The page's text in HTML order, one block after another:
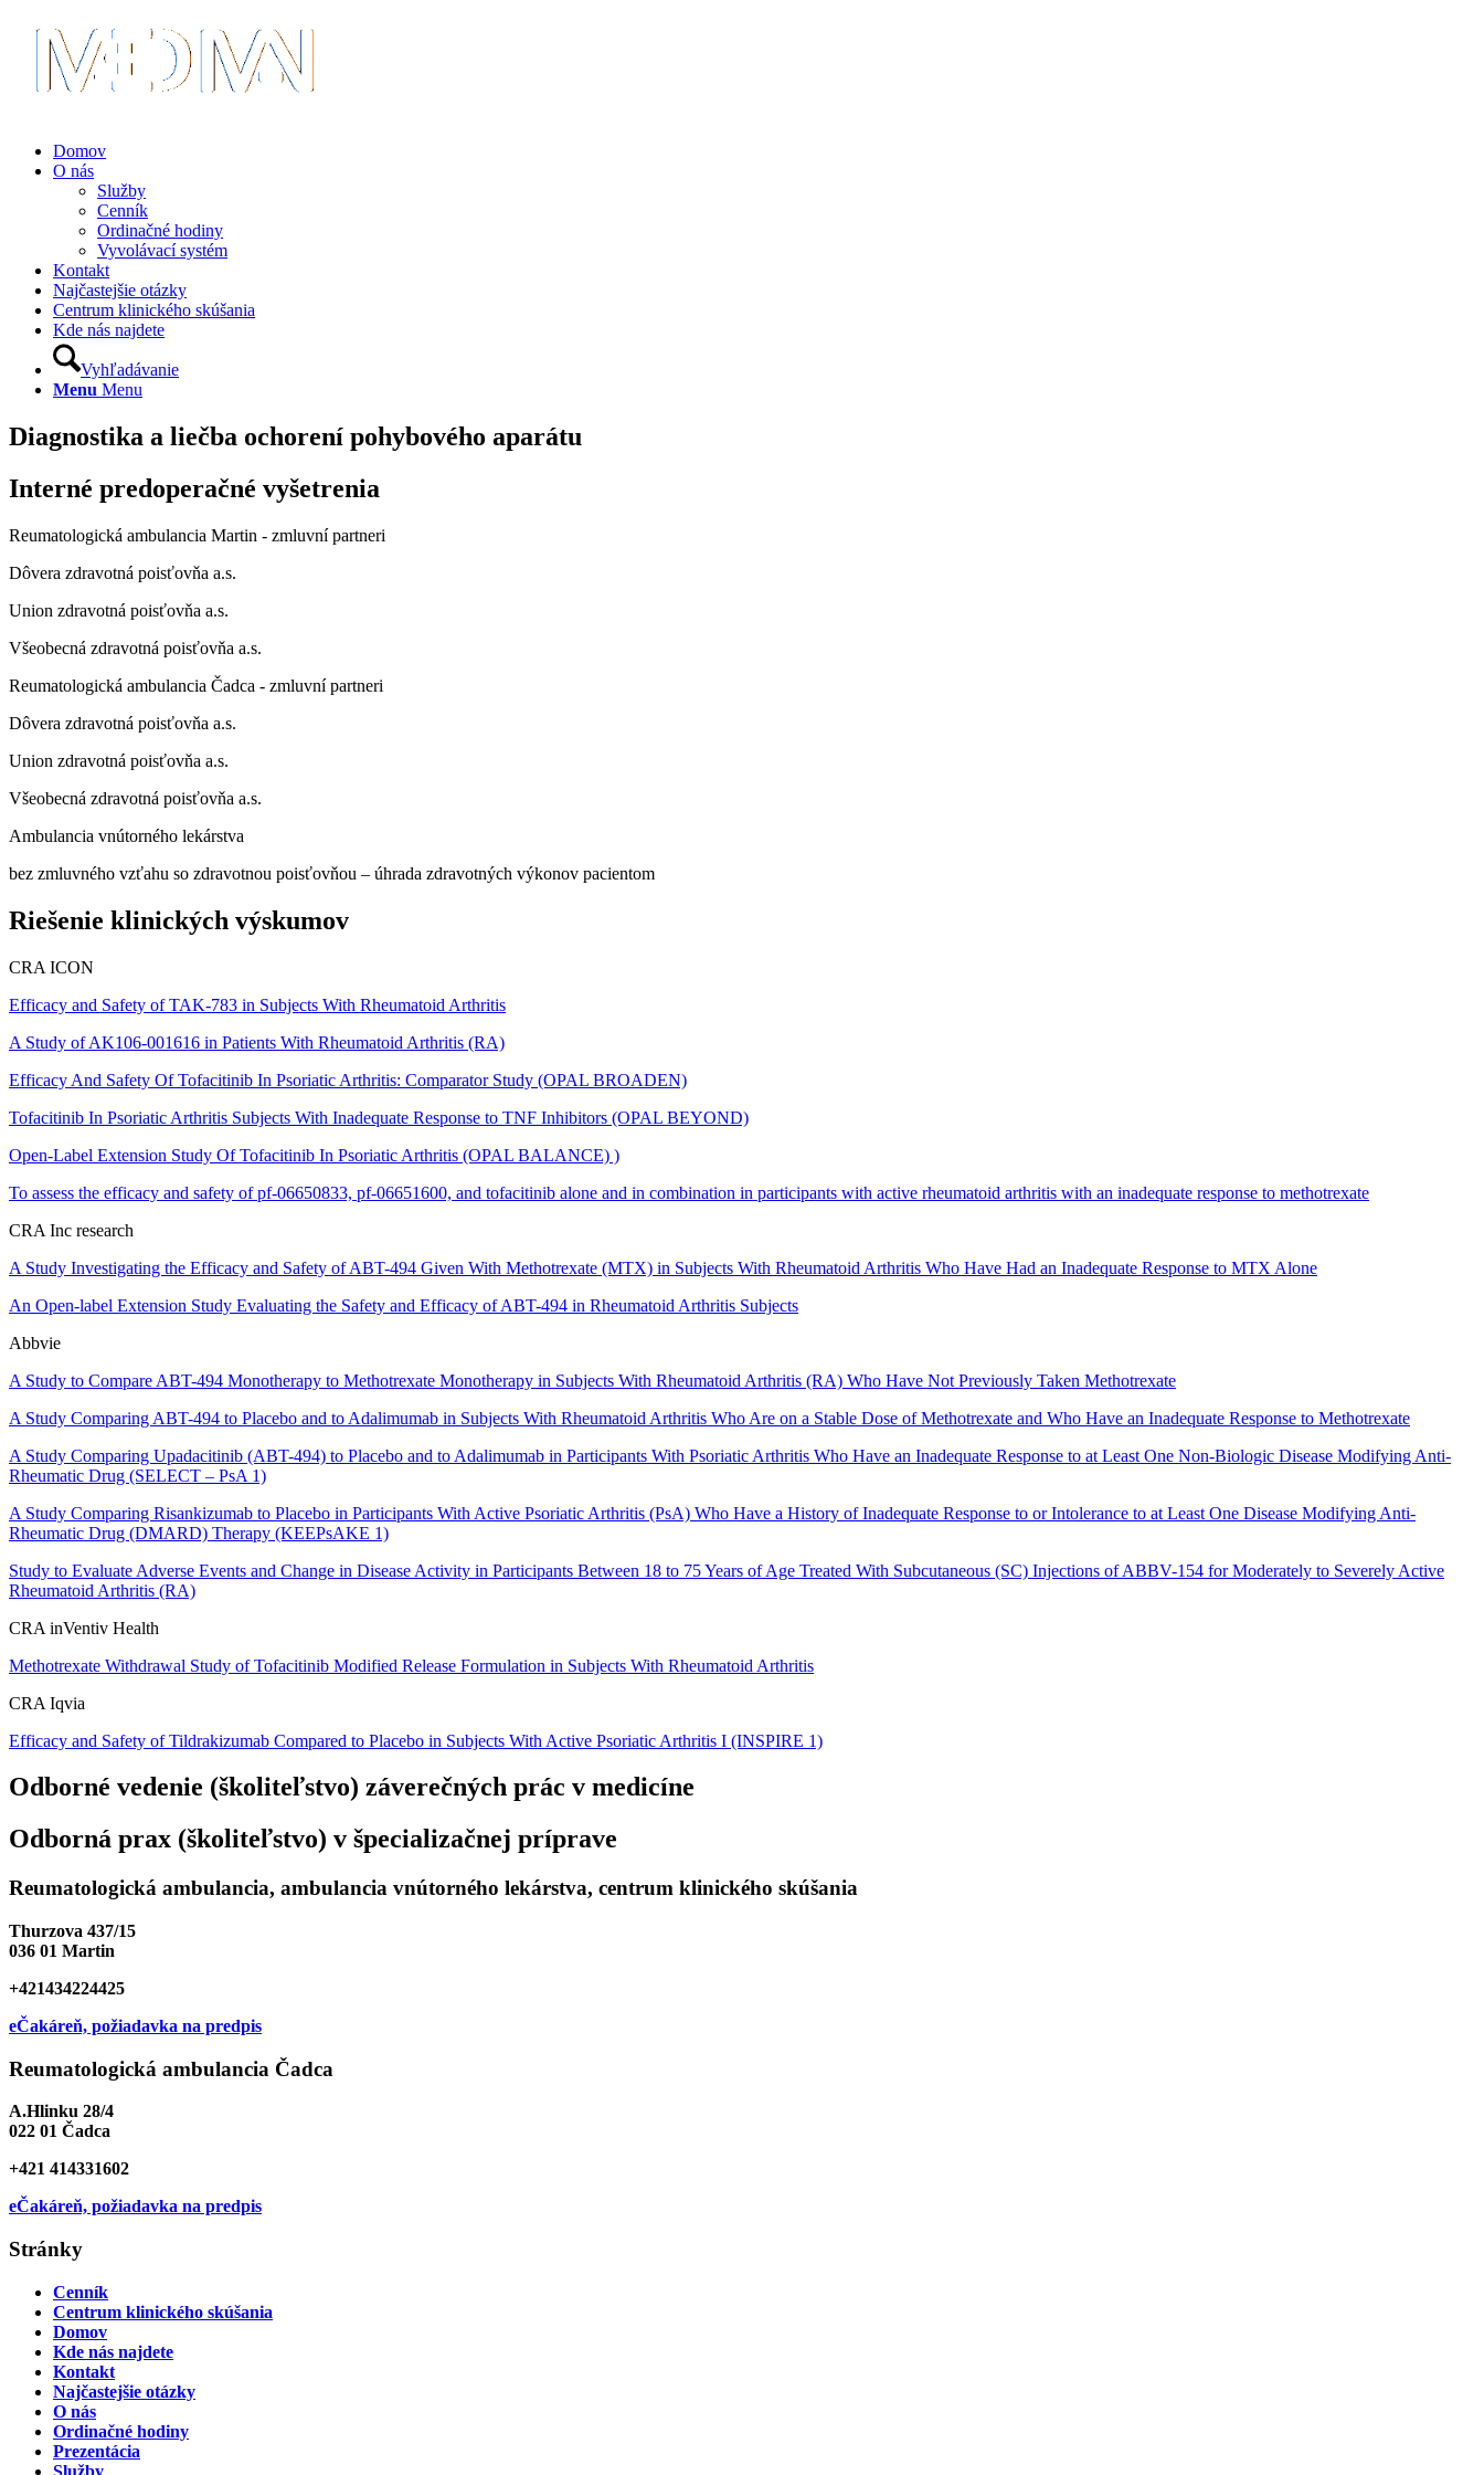
Domov
O nás
Služby
Cenník
Ordinačné hodiny
Vyvolávací systém
Kontakt
Najčastejšie otázky
Centrum klinického skúšania
Kde nás najdete
Vyhľadávanie
Menu Menu
Diagnostika a liečba ochorení pohybového aparátu
Interné predoperačné vyšetrenia
Reumatologická ambulancia Martin - zmluvní partneri
Dôvera zdravotná poisťovňa a.s.
Union zdravotná poisťovňa a.s.
Všeobecná zdravotná poisťovňa a.s.
Reumatologická ambulancia Čadca - zmluvní partneri
Dôvera zdravotná poisťovňa a.s.
Union zdravotná poisťovňa a.s.
Všeobecná zdravotná poisťovňa a.s.
Ambulancia vnútorného lekárstva
bez zmluvného vzťahu so zdravotnou poisťovňou – úhrada zdravotných výkonov pacientom
Riešenie klinických výskumov
CRA ICON
Efficacy and Safety of TAK-783 in Subjects With Rheumatoid Arthritis
A Study of AK106-001616 in Patients With Rheumatoid Arthritis (RA)
Efficacy And Safety Of Tofacitinib In Psoriatic Arthritis: Comparator Study (OPAL BROADEN)
Tofacitinib In Psoriatic Arthritis Subjects With Inadequate Response to TNF Inhibitors (OPAL BEYOND)
Open-Label Extension Study Of Tofacitinib In Psoriatic Arthritis (OPAL BALANCE) )
To assess the efficacy and safety of pf-06650833, pf-06651600, and tofacitinib alone and in combination in participants with active rheumatoid arthritis with an inadequate response to methotrexate
CRA Inc research
A Study Investigating the Efficacy and Safety of ABT-494 Given With Methotrexate (MTX) in Subjects With Rheumatoid Arthritis Who Have Had an Inadequate Response to MTX Alone
An Open-label Extension Study Evaluating the Safety and Efficacy of ABT-494 in Rheumatoid Arthritis Subjects
Abbvie
A Study to Compare ABT-494 Monotherapy to Methotrexate Monotherapy in Subjects With Rheumatoid Arthritis (RA) Who Have Not Previously Taken Methotrexate
A Study Comparing ABT-494 to Placebo and to Adalimumab in Subjects With Rheumatoid Arthritis Who Are on a Stable Dose of Methotrexate and Who Have an Inadequate Response to Methotrexate
A Study Comparing Upadacitinib (ABT-494) to Placebo and to Adalimumab in Participants With Psoriatic Arthritis Who Have an Inadequate Response to at Least One Non-Biologic Disease Modifying Anti-
Rheumatic Drug (SELECT – PsA 1)
A Study Comparing Risankizumab to Placebo in Participants With Active Psoriatic Arthritis (PsA) Who Have a History of Inadequate Response to or Intolerance to at Least One Disease Modifying Anti-
Rheumatic Drug (DMARD) Therapy (KEEPsAKE 1)
Study to Evaluate Adverse Events and Change in Disease Activity in Participants Between 18 to 75 Years of Age Treated With Subcutaneous (SC) Injections of ABBV-154 for Moderately to Severely Active
Rheumatoid Arthritis (RA)
CRA inVentiv Health
Methotrexate Withdrawal Study of Tofacitinib Modified Release Formulation in Subjects With Rheumatoid Arthritis
CRA Iqvia
Efficacy and Safety of Tildrakizumab Compared to Placebo in Subjects With Active Psoriatic Arthritis I (INSPIRE 1)
Odborné vedenie (školiteľstvo) záverečných prác v medicíne
Odborná prax (školiteľstvo) v špecializačnej príprave
Reumatologická ambulancia, ambulancia vnútorného lekárstva, centrum klinického skúšania
Thurzova 437/15
036 01 Martin
+421434224425
eČakáreň, požiadavka na predpis
Reumatologická ambulancia Čadca
A.Hlinku 28/4
022 01 Čadca
+421 414331602
eČakáreň, požiadavka na predpis
Stránky
Cenník
Centrum klinického skúšania
Domov
Kde nás najdete
Kontakt
Najčastejšie otázky
O nás
Ordinačné hodiny
Prezentácia
Služby